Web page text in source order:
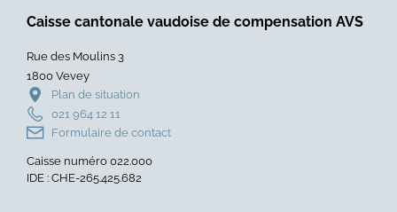
Caisse cantonale vaudoise de compensation AVS
Rue des Moulins 3
1800 Vevey
Plan de situation
021 964 12 11
Formulaire de contact
Caisse numéro 022.000
IDE : CHE-265.425.682